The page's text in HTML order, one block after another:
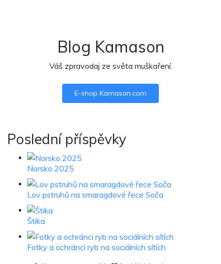
Blog Kamason
Váš zpravodaj ze světa muškaření.
E-shop Kamason.com
Poslední příspěvky
Norsko 2025
Lov pstruhů na smaragdové řece Soča
Štika
Fotky a ochránci ryb na sociálních sítích